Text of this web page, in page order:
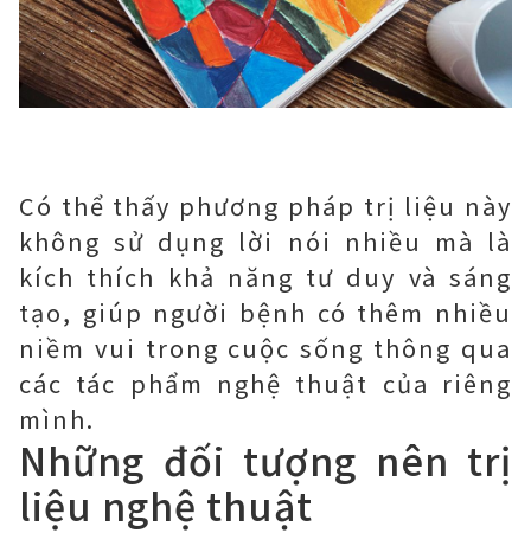
Có thể thấy phương pháp trị liệu này
không sử dụng lời nói nhiều mà là
kích thích khả năng tư duy và sáng
tạo, giúp người bệnh có thêm nhiều
niềm vui trong cuộc sống thông qua
các tác phẩm nghệ thuật của riêng
mình.
Những đối tượng nên trị
liệu nghệ thuật